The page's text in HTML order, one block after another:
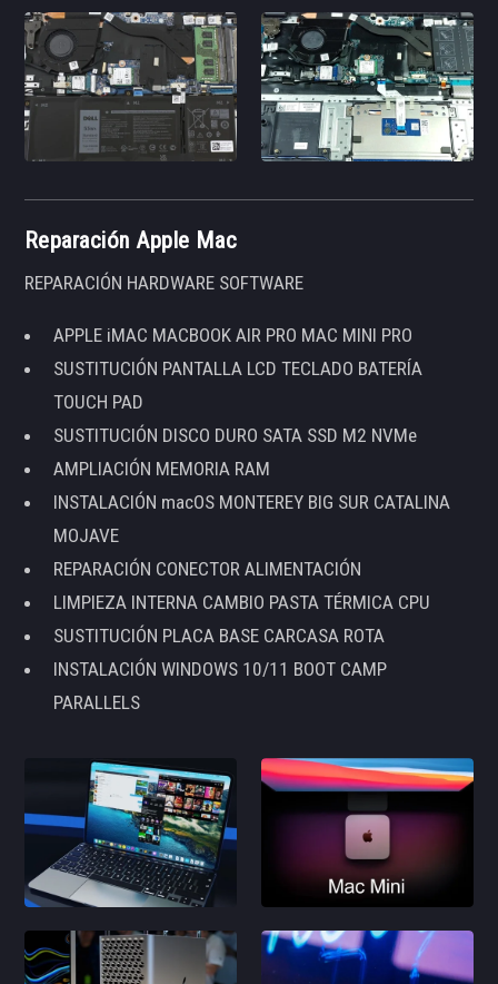
Reparación Apple Mac
REPARACIÓN HARDWARE SOFTWARE
APPLE iMAC MACBOOK AIR PRO MAC MINI PRO
SUSTITUCIÓN PANTALLA LCD TECLADO BATERÍA
TOUCH PAD
SUSTITUCIÓN DISCO DURO SATA SSD M2 NVMe
AMPLIACIÓN MEMORIA RAM
INSTALACIÓN macOS MONTEREY BIG SUR CATALINA
MOJAVE
REPARACIÓN CONECTOR ALIMENTACIÓN
LIMPIEZA INTERNA CAMBIO PASTA TÉRMICA CPU
SUSTITUCIÓN PLACA BASE CARCASA ROTA
INSTALACIÓN WINDOWS 10/11 BOOT CAMP
PARALLELS